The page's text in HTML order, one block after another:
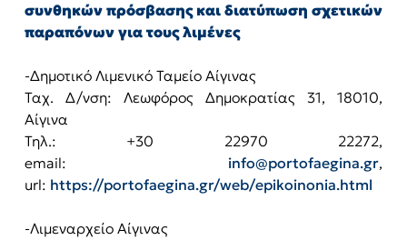
συνθηκών πρόσβασης και διατύπωση σχετικών
παραπόνων για τους λιμένες
-Δημοτικό Λιμενικό Ταμείο Αίγινας
Ταχ. Δ/νση: Λεωφόρος Δημοκρατίας 31, 18010,
Αίγινα
Τηλ.: +30 22970 22272,
email: info@portofaegina.gr,
url: https://portofaegina.gr/web/epikoinonia.html
-Λιμεναρχείο Αίγινας